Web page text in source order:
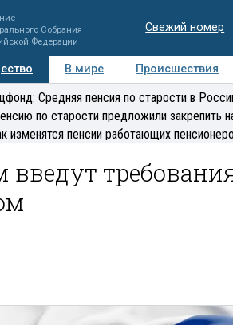
Собрания
Федерации
Свежий номер
В мире Происшествия
Регионы Медиацентр
Средняя пенсия по старости в
по старости предложили закрепить
изменятся пенсии работающих
введут